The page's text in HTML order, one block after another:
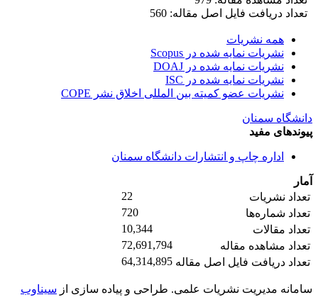
تعداد دریافت فایل اصل مقاله: 560
همه نشریات
نشریات نمایه شده در Scopus
نشریات نمایه شده در DOAJ
نشریات نمایه شده در ISC
نشریات عضو کمیته بین المللی اخلاق نشر COPE
دانشگاه سمنان
پیوندهای مفید
اداره چاپ و انتشارات دانشگاه سمنان
آمار
تعداد نشریات
22
تعداد شماره‌ها
720
تعداد مقالات
10,344
تعداد مشاهده مقاله
72,691,794
تعداد دریافت فایل اصل مقاله 64,314,895
سامانه مدیریت نشریات علمی. طراحی و پیاده سازی از سیناوب